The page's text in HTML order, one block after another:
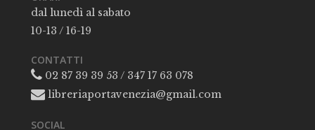
dal lunedì al sabato
10-13 / 16-19
CONTATTI
02 87 39 39 53 / 347 17 63 078
libreriaportavenezia@gmail.com
SOCIAL